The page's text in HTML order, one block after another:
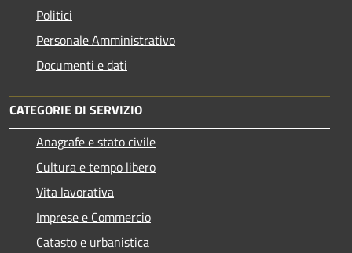
Politici
Personale Amministrativo
Documenti e dati
CATEGORIE DI SERVIZIO
Anagrafe e stato civile
Cultura e tempo libero
Vita lavorativa
Imprese e Commercio
Catasto e urbanistica